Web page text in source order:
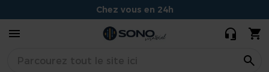
Chez vous en 24h
Conseils experts et souriants
Situé à Dijon
Amplificateur 419,90 €
509,80 €